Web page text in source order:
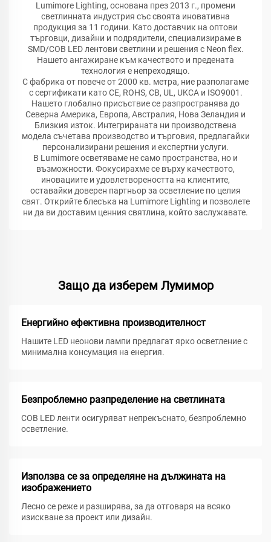
Lumimore Lighting, основана през 2013 г., промени
светлинната индустрия със своята иновативна
продукция за 11 години. Като доставчик на оптови
търговци, дизайни и подрядители, специализираме в
SMD/COB LED лентови светлини и решения с Neon flex.
Нашето ангажиране към качеството и предената
технология е непреходящо.
С фабрика от повече от 2000 кв. метра, ние разполагаме
с сертификати като CE, ROHS, CB, UL, UKCA и ISO9001.
Нашето глобално присъствие се разпространява до
Северна Америка, Европа, Австралия, Нова Зеландия и
Близкия изток. Интегрираната ни производствена
модела съчетава производство и търговия, предлагайки
персонализирани решения и експертни услуги.
В Lumimore осветяваме не само пространства, но и
възможности. Фокусирахме се върху качеството,
иновациите и удовлетвореността на клиентите,
оставайки доверен партньор за осветление по целия
свят. Открийте блесъка на Lumimore Lighting и позволете
ни да ви доставим ценния святлина, който заслужавате.
Защо да изберем Лумимор
Енергийно ефективна производителност
Нашите LED неонови лампи предлагат ярко осветление с
минимална консумация на енергия.
Безпроблемно разпределение на светлината
COB LED ленти осигуряват непрекъснато, безпроблемно
осветление.
Използва се за определяне на дължината на
изображението
Лесно се реже и разширява, за да отговаря на всяко
изискване за проект или дизайн.